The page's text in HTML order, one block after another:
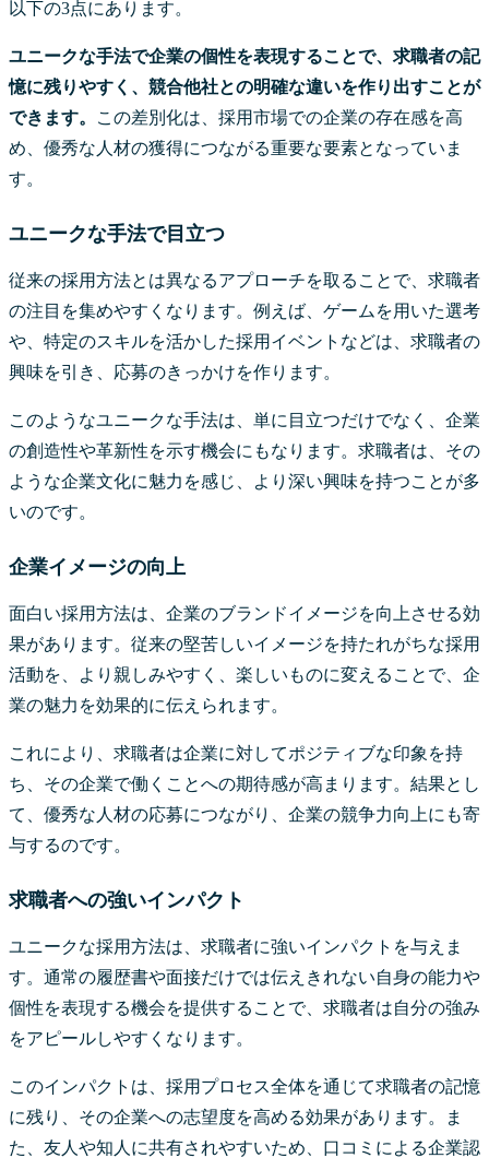
以下の3点にあります。
ユニークな手法で企業の個性を表現することで、求職者の記
憶に残りやすく、競合他社との明確な違いを作り出すことが
できます。
この差別化は、採用市場での企業の存在感を高
め、優秀な人材の獲得につながる重要な要素となっていま
す。
ユニークな手法で目立つ
従来の採用方法とは異なるアプローチを取ることで、求職者
の注目を集めやすくなります。例えば、ゲームを用いた選考
や、特定のスキルを活かした採用イベントなどは、求職者の
興味を引き、応募のきっかけを作ります。
このようなユニークな手法は、単に目立つだけでなく、企業
の創造性や革新性を示す機会にもなります。求職者は、その
ような企業文化に魅力を感じ、より深い興味を持つことが多
いのです。
企業イメージの向上
面白い採用方法は、企業のブランドイメージを向上させる効
果があります。従来の堅苦しいイメージを持たれがちな採用
活動を、より親しみやすく、楽しいものに変えることで、企
業の魅力を効果的に伝えられます。
これにより、求職者は企業に対してポジティブな印象を持
ち、その企業で働くことへの期待感が高まります。結果とし
て、優秀な人材の応募につながり、企業の競争力向上にも寄
与するのです。
求職者への強いインパクト
ユニークな採用方法は、求職者に強いインパクトを与えま
す。通常の履歴書や面接だけでは伝えきれない自身の能力や
個性を表現する機会を提供することで、求職者は自分の強み
をアピールしやすくなります。
このインパクトは、採用プロセス全体を通じて求職者の記憶
に残り、その企業への志望度を高める効果があります。ま
た、友人や知人に共有されやすいため、口コミによる企業認